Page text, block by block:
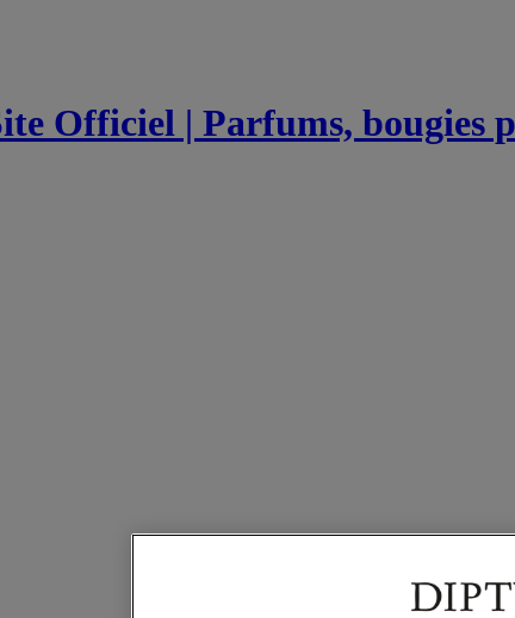
Officiel | Parfums, bougies